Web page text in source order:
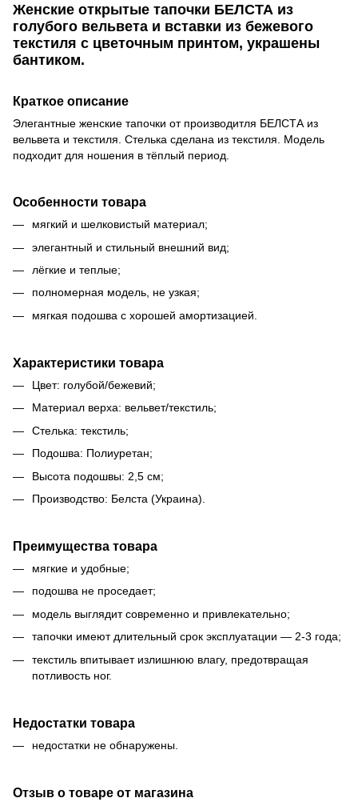
Женские открытые тапочки БЕЛСТА из
голубого вельвета и вставки из бежевого
текстиля с цветочным принтом, украшены
бантиком.
Краткое описание
Элегантные женские тапочки от производитля БЕЛСТА из
вельвета и текстиля. Стелька сделана из текстиля. Модель
подходит для ношения в тёплый период.
Особенности товара
мягкий и шелковистый материал;
элегантный и стильный внешний вид;
лёгкие и теплые;
полномерная модель, не узкая;
мягкая подошва с хорошей амортизацией.
Характеристики товара
Цвет: голубой/бежевий;
Материал верха: вельвет/текстиль;
Стелька: текстиль;
Подошва: Полиуретан;
Высота подошвы: 2,5 см;
Производство: Белста (Украина).
Преимущества товара
мягкие и удобные;
подошва не проседает;
модель выглядит современно и привлекательно;
тапочки имеют длительный срок эксплуатации — 2-3 года;
текстиль впитывает излишнюю влагу, предотвращая
потливость ног.
Недостатки товара
недостатки не обнаружены.
Отзыв о товаре от магазина